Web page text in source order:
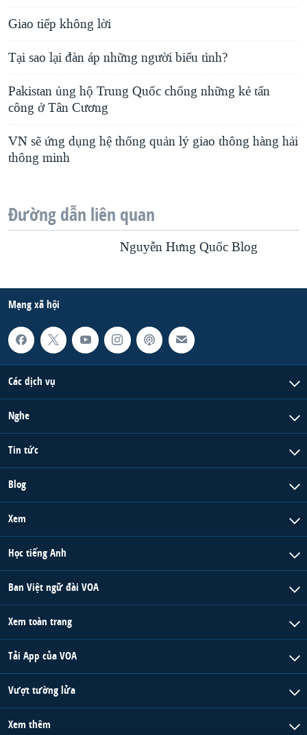
Giao tiếp không lời
Tại sao lại đàn áp những người biểu tình?
Pakistan ủng hộ Trung Quốc chống những kẻ tấn
công ở Tân Cương
VN sẽ ứng dụng hệ thống quản lý giao thông hàng hải
thông minh
Đường dẫn liên quan
Nguyễn Hưng Quốc Blog
Mạng xã hội
Các dịch vụ
Nghe
Tin tức
Blog
Xem
Học tiếng Anh
Ban Việt ngữ đài VOA
Xem toàn trang
Tải App của VOA
Vượt tường lửa
Xem thêm